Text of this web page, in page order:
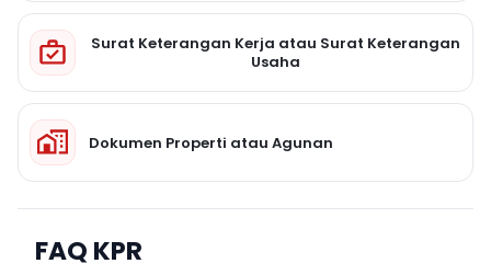
Surat Keterangan Kerja atau Surat Keterangan
Usaha
Dokumen Properti atau Agunan
FAQ KPR